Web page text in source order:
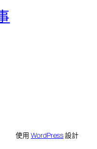
使用WordPress設計